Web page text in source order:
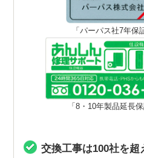
「パーパス社7年保
「8・10年製品延長保
交換工事は100社を超